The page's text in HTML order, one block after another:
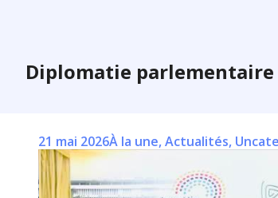
Diplomatie parlementaire
21 mai 2026À la une,Actualités,